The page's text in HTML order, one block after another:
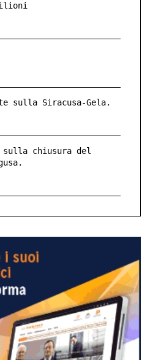
sulla Siracusa-Gela.
chiusura del